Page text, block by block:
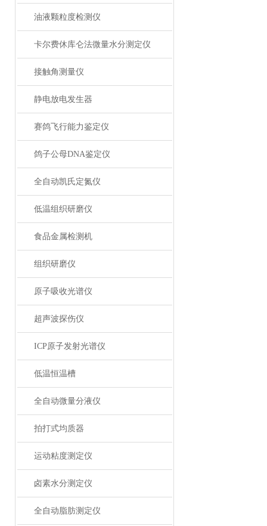
油液颗粒度检测仪
卡尔费休库仑法微量水分测定仪
接触角测量仪
静电放电发生器
赛鸽飞行能力鉴定仪
鸽子公母DNA鉴定仪
全自动凯氏定氮仪
低温组织研磨仪
食品金属检测机
组织研磨仪
原子吸收光谱仪
超声波探伤仪
ICP原子发射光谱仪
低温恒温槽
全自动微量分液仪
拍打式均质器
运动粘度测定仪
卤素水分测定仪
全自动脂肪测定仪